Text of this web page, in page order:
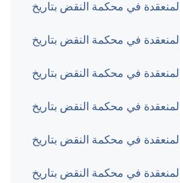
القضية رقم ‎164‏/‎2022‏ المنعقدة في محكمة النقض بتاريخ
القضية رقم ‎164‏/‎2022‏ المنعقدة في محكمة النقض بتاريخ
القضية رقم ‎990‏/‎2021‏ المنعقدة في محكمة النقض بتاريخ
القضية رقم ‎992‏/‎2021‏ المنعقدة في محكمة النقض بتاريخ
القضية رقم ‎996‏/‎2021‏ المنعقدة في محكمة النقض بتاريخ
القضية رقم ‎964‏/‎2021‏ المنعقدة في محكمة النقض بتاريخ